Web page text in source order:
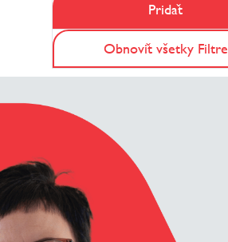
Pridať
Obnoviť všetky Filtre